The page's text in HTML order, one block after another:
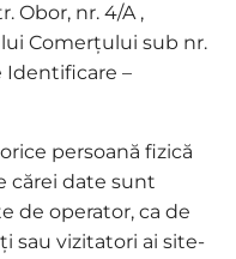
Obor, nr. 4/A ,
Comerțului sub nr.
Identificare –
persoană fizică
cărei date sunt
de operator, ca de
sau vizitatori ai site-